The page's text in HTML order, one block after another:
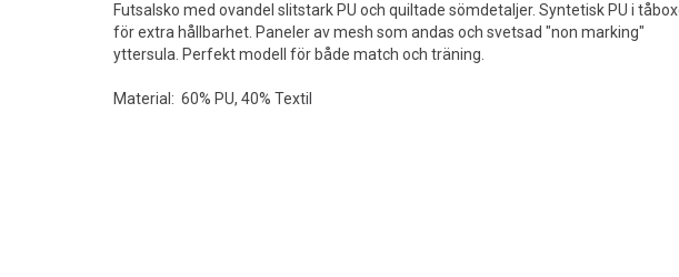
Futsalsko med ovandel slitstark PU och quiltade sömdetaljer. Syntetisk PU i
för extra hållbarhet. Paneler av mesh som andas och svetsad "non marking"
yttersula. Perfekt modell för både match och träning.
Material: 60% PU, 40% Textil